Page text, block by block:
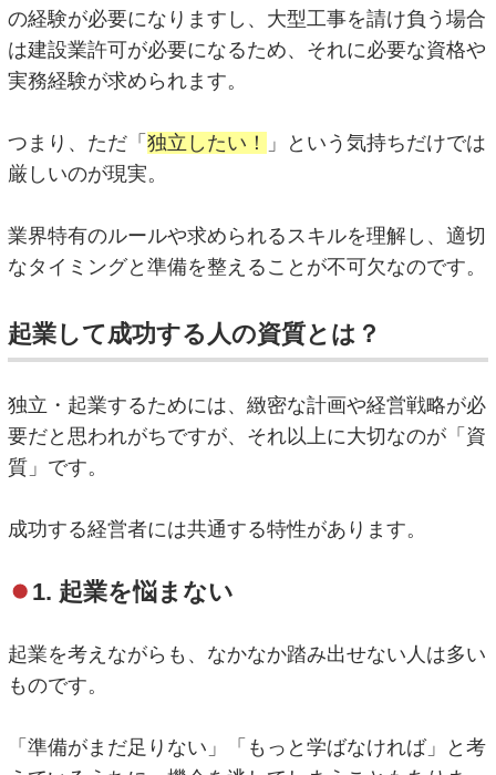
の経験が必要になりますし、大型工事を請け負う場合
は建設業許可が必要になるため、それに必要な資格や
実務経験が求められます。
つまり、ただ「独立したい！
」という気持ちだけでは
厳しいのが現実。
業界特有のルールや求められるスキルを理解し、適切
なタイミングと準備を整えることが不可欠なのです。
起業して成功する人の資質とは？
独立・起業するためには、緻密な計画や経営戦略が必
要だと思われがちですが、それ以上に大切なのが「資
質」です。
成功する経営者には共通する特性があります。
1. 起業を悩まない
起業を考えながらも、なかなか踏み出せない人は多い
ものです。
「準備がまだ足りない」「もっと学ばなければ」と考